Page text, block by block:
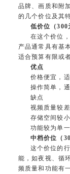
品牌、画质和附
的几个价位及其
低价位（300
在这个价位
产品通常具有基
适合预算有限或
优点
价格便宜，
操作简单，
缺点
视频质量较
存储空间较
功能较为单
中档价位（
这个价位的
能，如夜视、循
频质量和功能有